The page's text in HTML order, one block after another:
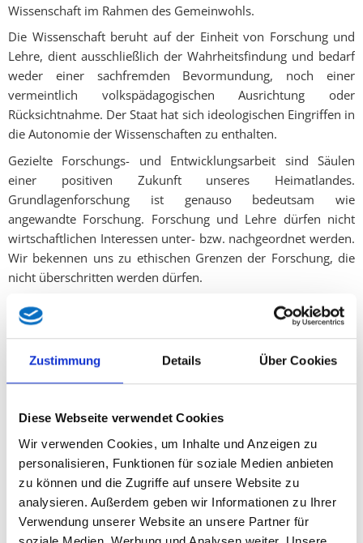
Zustimmung Details Über Cookies
Diese Webseite verwendet Cookies
Wir verwenden Cookies, um Inhalte und Anzeigen zu
personalisieren, Funktionen für soziale Medien anbieten
zu können und die Zugriffe auf unsere Website zu
analysieren. Außerdem geben wir Informationen zu Ihrer
Verwendung unserer Website an unsere Partner für
Wissenschaft im Rahmen des Gemeinwohls.
Die Wissenschaft beruht auf der Einheit von Forschung und
Lehre, dient ausschließlich der Wahrheitsfindung und bedarf
weder einer sachfremden Bevormundung, noch einer
vermeintlich volkspädagogischen Ausrichtung oder
Rücksichtnahme. Der Staat hat sich ideologischen Eingriffen in
die Autonomie der Wissenschaften zu enthalten.
Gezielte Forschungs- und Entwicklungsarbeit sind Säulen
einer positiven Zukunft unseres Heimatlandes.
Grundlagenforschung ist genauso bedeutsam wie
angewandte Forschung. Forschung und Lehre dürfen nicht
wirtschaftlichen Interessen unter- bzw. nachgeordnet werden.
Wir bekennen uns zu ethischen Grenzen der Forschung, die
nicht überschritten werden dürfen.
Kunst und Kultur in allen ihren Ausprägungsformen sind
wesentliche Identitätsstifter unserer Gesellschaft. Kultur als
Gesamtheit aller menschlichen Ausdrucksformen findet ihre
höchste schöpferische Ausdrucksform in der Kunst.
Kunst kennt in unserer Gesellschaft ihre Beschränkung nur
zugrunde liegende humanistische Menschen- und
Gesellschaftsbild. Künstlerische Freiheit bedingt die Freiheit
des Bürgers zur Kritik an und zur kritischen
Auseinandersetzung mit der Kunst.
Unsere abendländische Kultur ist reichhaltig und vielfältig. Sie
verbindet die europäischen Kulturnationen. Der Erhalt